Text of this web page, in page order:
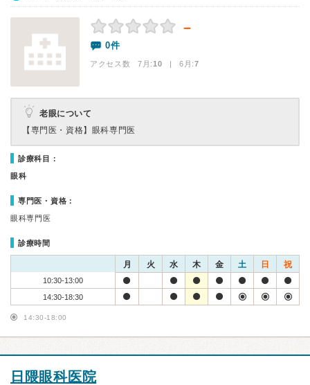
－
0件
アクセス数 7月:10 | 6月:7
老眼について
【専門医・資格】 眼科専門医
診療科目：
眼科
専門医・資格：
眼科専門医
診療時間
月 火 水 木 金 土 日 祝
10:30-13:00
14:30-18:30
14:30-18:00
日隈眼科医院